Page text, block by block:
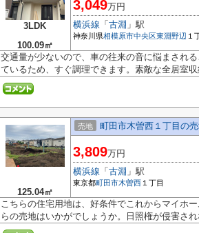
3LDK
100.09㎡
3,049万円
横浜線 「 古淵 」駅
神奈川県相模原市中央区東淵野辺 １
交通量が少ないので、車の往来の音に悩まされ
ているため、すぐ調理できます。素敵な全居室
125.04㎡
売地 町田市木曽西１丁目の
3,809万円
横浜線 「 古淵 」駅
東京都町田市木曽西 １丁目
こちらの住宅用地は、好条件でこれからマイホ
らの売地はいかがでしょうか。日照権が侵害さ